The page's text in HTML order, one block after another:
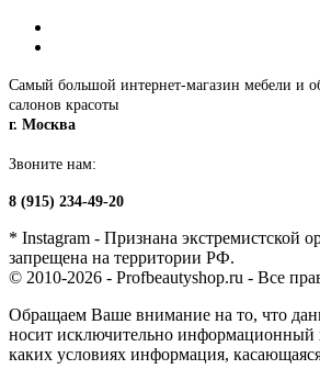
Самый большой интернет-магазин мебели и
салонов красоты
г. Москва
Звоните нам:
8 (915) 234-49-20
* Instagram - Признана экстремистской
запрещена на территории РФ.
© 2010-2026 - Profbeautyshop.ru - Все
Обращаем Ваше внимание на то, что
носит исключительно информационный
каких условиях информация,